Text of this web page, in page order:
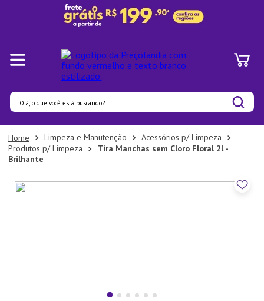
Olá, o que você está buscando?
Limpeza e Manutenção
Acessórios p/ Limpeza
Produtos p/ Limpeza
Tira Manchas sem Cloro Floral 2l -
Brilhante
Termos mais buscados
1º
Pratos
3